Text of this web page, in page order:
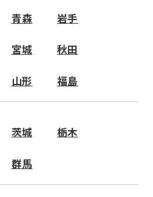
青森 岩手
宮城 秋田
山形 福島
茨城 栃木
群馬